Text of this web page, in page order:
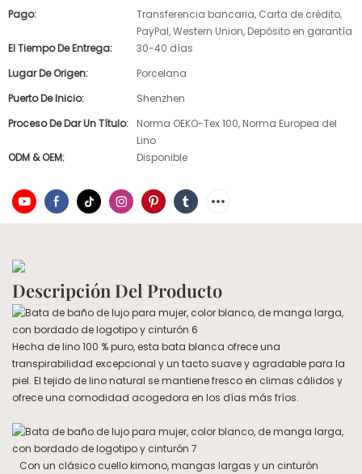
Pago:
Transferencia bancaria, Carta de crédito,
PayPal, Western Union, Depósito en garantía
El Tiempo De Entrega:
30-40 días
Lugar De Origen:
Porcelana
Puerto De Inicio:
Shenzhen
Proceso De Dar Un Título:
Norma OEKO-Tex 100, Norma Europea del
Lino
ODM & OEM:
Disponible
Descripción Del Producto
Hecha de lino 100 % puro, esta bata blanca ofrece una
transpirabilidad excepcional y un tacto suave y agradable para la
piel. El tejido de lino natural se mantiene fresco en climas cálidos y
ofrece una comodidad acogedora en los días más fríos.
Con un clásico cuello kimono, mangas largas y un cinturón